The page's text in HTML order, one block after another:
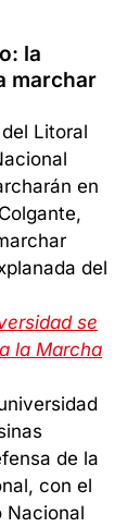
la
marchar
Litoral
en
del
se
la Marcha
de la
con el
Nacional